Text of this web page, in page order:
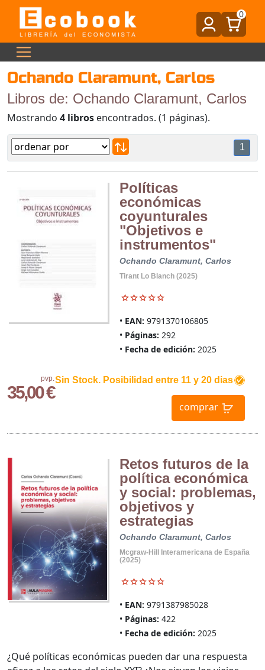
0
Ochando Claramunt, Carlos
Libros de: Ochando Claramunt, Carlos
Mostrando 4 libros encontrados. (1 páginas).
1
Políticas
económicas
coyunturales
"Objetivos e
instrumentos"
Ochando Claramunt, Carlos
Tirant Lo Blanch (2025)
EAN: 9791370106805
Páginas: 292
Fecha de edición: 2025
pvp.
35,00 €
Sin Stock. Posibilidad entre 11 y 20 dias
comprar
Retos futuros de la
política económica
y social: problemas,
objetivos y
estrategias
Ochando Claramunt, Carlos
Mcgraw-Hill Interamericana de España
(2025)
EAN: 9791387985028
Páginas: 422
Fecha de edición: 2025
¿Qué políticas económicas pueden dar una respuesta